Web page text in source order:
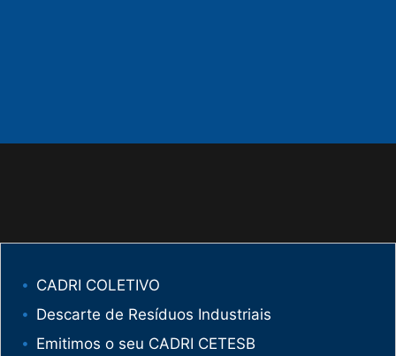
CADRI COLETIVO
Descarte de Resíduos Industriais
Emitimos o seu CADRI CETESB